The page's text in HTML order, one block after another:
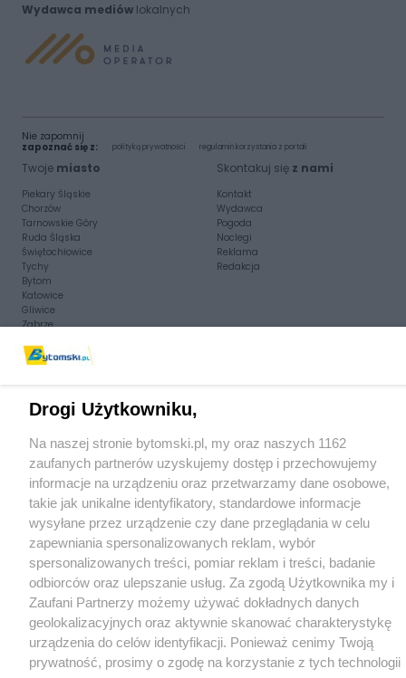
Wydawca mediówlokalnych
Nie zapomnij
zapoznać się z:
polityką prywatności regulamin korzystania z portali
Twoje miasto
Piekary Śląskie
Chorzów
Tarnowskie Góry
Ruda Śląska
Świętochłowice
Tychy
Bytom
Katowice
Gliwice
Zabrze
Skontakuj się z nami
Kontakt
Wydawca
Pogoda
Noclegi
Reklama
Redakcja
Drogi Użytkowniku,
Na naszej stronie bytomski.pl, my oraz naszych 1162
zaufanych partnerów uzyskujemy dostęp i przechowujemy
informacje na urządzeniu oraz przetwarzamy dane osobowe,
takie jak unikalne identyfikatory, standardowe informacje
wysyłane przez urządzenie czy dane przeglądania w celu
zapewniania spersonalizowanych reklam, wybór
spersonalizowanych treści, pomiar reklam i treści, badanie
odbiorców oraz ulepszanie usług. Za zgodą Użytkownika my i
Zaufani Partnerzy możemy używać dokładnych danych
geolokalizacyjnych oraz aktywnie skanować charakterystykę
urządzenia do celów identyfikacji. Ponieważ cenimy Twoją
prywatność, prosimy o zgodę na korzystanie z tych technologii